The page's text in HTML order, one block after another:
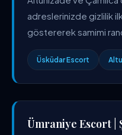
adreslerinizde gizlilik
göstererek samimi
Üsküdar Escort
Ümraniye Escort |